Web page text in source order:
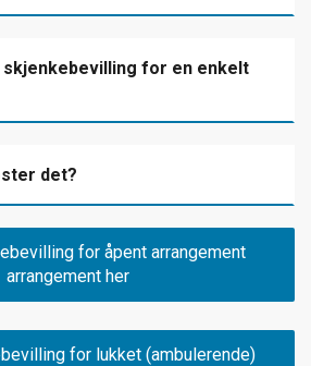
skjenkebevilling for en enkelt
det?
for åpent arrangement
arrangement her
for lukket (ambulerende)